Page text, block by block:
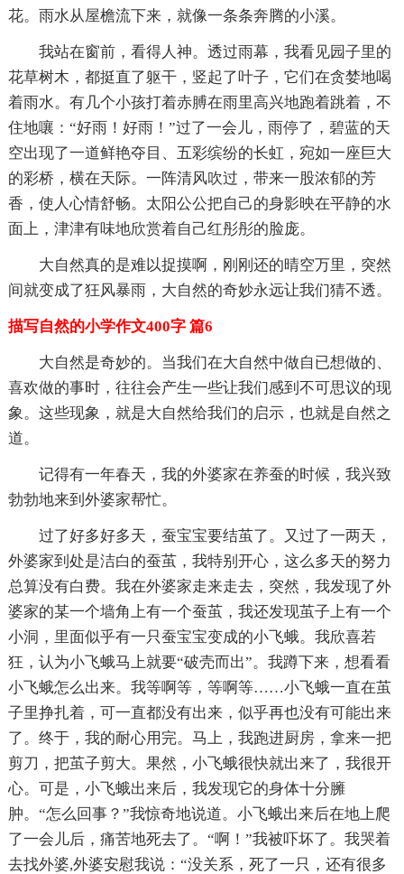
花。雨水从屋檐流下来，就像一条条奔腾的小溪。
我站在窗前，看得人神。透过雨幕，我看见园子里的
花草树木，都挺直了躯干，竖起了叶子，它们在贪婪地喝
着雨水。有几个小孩打着赤膊在雨里高兴地跑着跳着，不
住地嚷：“好雨！好雨！”过了一会儿，雨停了，碧蓝的天
空出现了一道鲜艳夺目、五彩缤纷的长虹，宛如一座巨大
的彩桥，横在天际。一阵清风吹过，带来一股浓郁的芳
香，使人心情舒畅。太阳公公把自己的身影映在平静的水
面上，津津有味地欣赏着自己红彤彤的脸庞。
大自然真的是难以捉摸啊，刚刚还的晴空万里，突然
间就变成了狂风暴雨，大自然的奇妙永远让我们猜不透。
描写自然的小学作文400字 篇6
大自然是奇妙的。当我们在大自然中做自已想做的、
喜欢做的事时，往往会产生一些让我们感到不可思议的现
象。这些现象，就是大自然给我们的启示，也就是自然之
道。
记得有一年春天，我的外婆家在养蚕的时候，我兴致
勃勃地来到外婆家帮忙。
过了好多好多天，蚕宝宝要结茧了。又过了一两天，
外婆家到处是洁白的蚕茧，我特别开心，这么多天的努力
总算没有白费。我在外婆家走来走去，突然，我发现了外
婆家的某一个墙角上有一个蚕茧，我还发现茧子上有一个
小洞，里面似乎有一只蚕宝宝变成的小飞蛾。我欣喜若
狂，认为小飞蛾马上就要“破壳而出”。我蹲下来，想看看
小飞蛾怎么出来。我等啊等，等啊等……小飞蛾一直在茧
子里挣扎着，可一直都没有出来，似乎再也没有可能出来
了。终于，我的耐心用完。马上，我跑进厨房，拿来一把
剪刀，把茧子剪大。果然，小飞蛾很快就出来了，我很开
心。可是，小飞蛾出来后，我发现它的身体十分臃
肿。“怎么回事？”我惊奇地说道。小飞蛾出来后在地上爬
了一会儿后，痛苦地死去了。“啊！”我被吓坏了。我哭着
去找外婆,外婆安慰我说：“没关系，死了一只，还有很多